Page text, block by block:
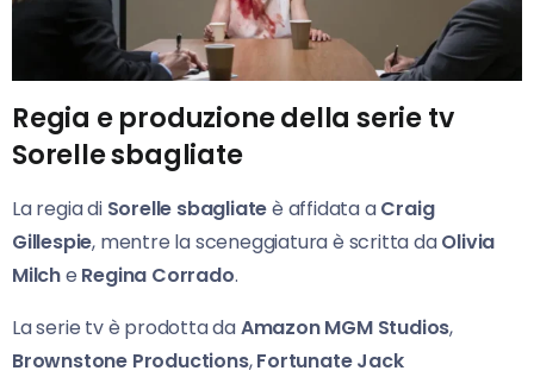
Regia e produzione della serie tv
Sorelle sbagliate
La regia di Sorelle sbagliateè affidata aCraig
Gillespie, mentre la sceneggiatura è scritta daOlivia
Milche Regina Corrado.
La serie tv è prodotta daAmazon MGM Studios,
Brownstone Productions,Fortunate Jack